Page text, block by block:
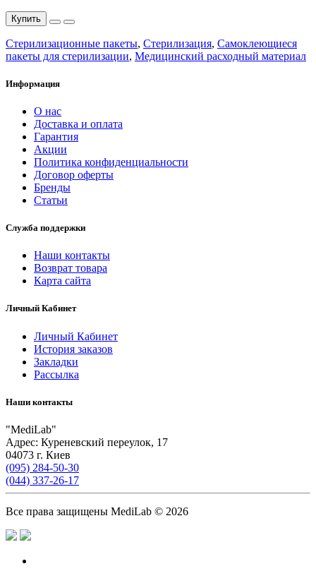
Купить
Стерилизационные пакеты, Стерилизация, Самоклеющиеся
пакеты для стерилизации, Медицинский расходный материал
Информация
О нас
Доставка и оплата
Гарантия
Акции
Политика конфиденциальности
Договор оферты
Бренды
Статьи
Служба поддержки
Наши контакты
Возврат товара
Карта сайта
Личный Кабинет
Личный Кабинет
История заказов
Закладки
Рассылка
Наши контакты
"MediLab"
Адрес: Куреневский переулок, 17
04073 г. Киев
(095) 284-50-30
(044) 337-26-17
Все права защищены MediLab © 2026